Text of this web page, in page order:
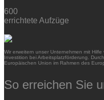
600
errichtete Aufzüge
Wir erweitern unser Unternehmen mit Hilfe
Investition bei Arbeitsplatzförderung.
Europäischen Union im Rahmen des
So erreichen Sie